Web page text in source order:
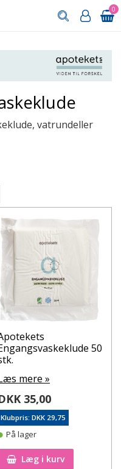
0
vatrundeller
50
mere »
35,00
Klubpris: DKK 29,75
På lager
Læg i kurv